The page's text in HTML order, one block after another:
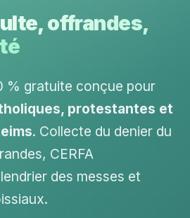
offrandes,
% gratuite conçue pour
protestantes et
. Collecte du denier du
CERFA
des messes et